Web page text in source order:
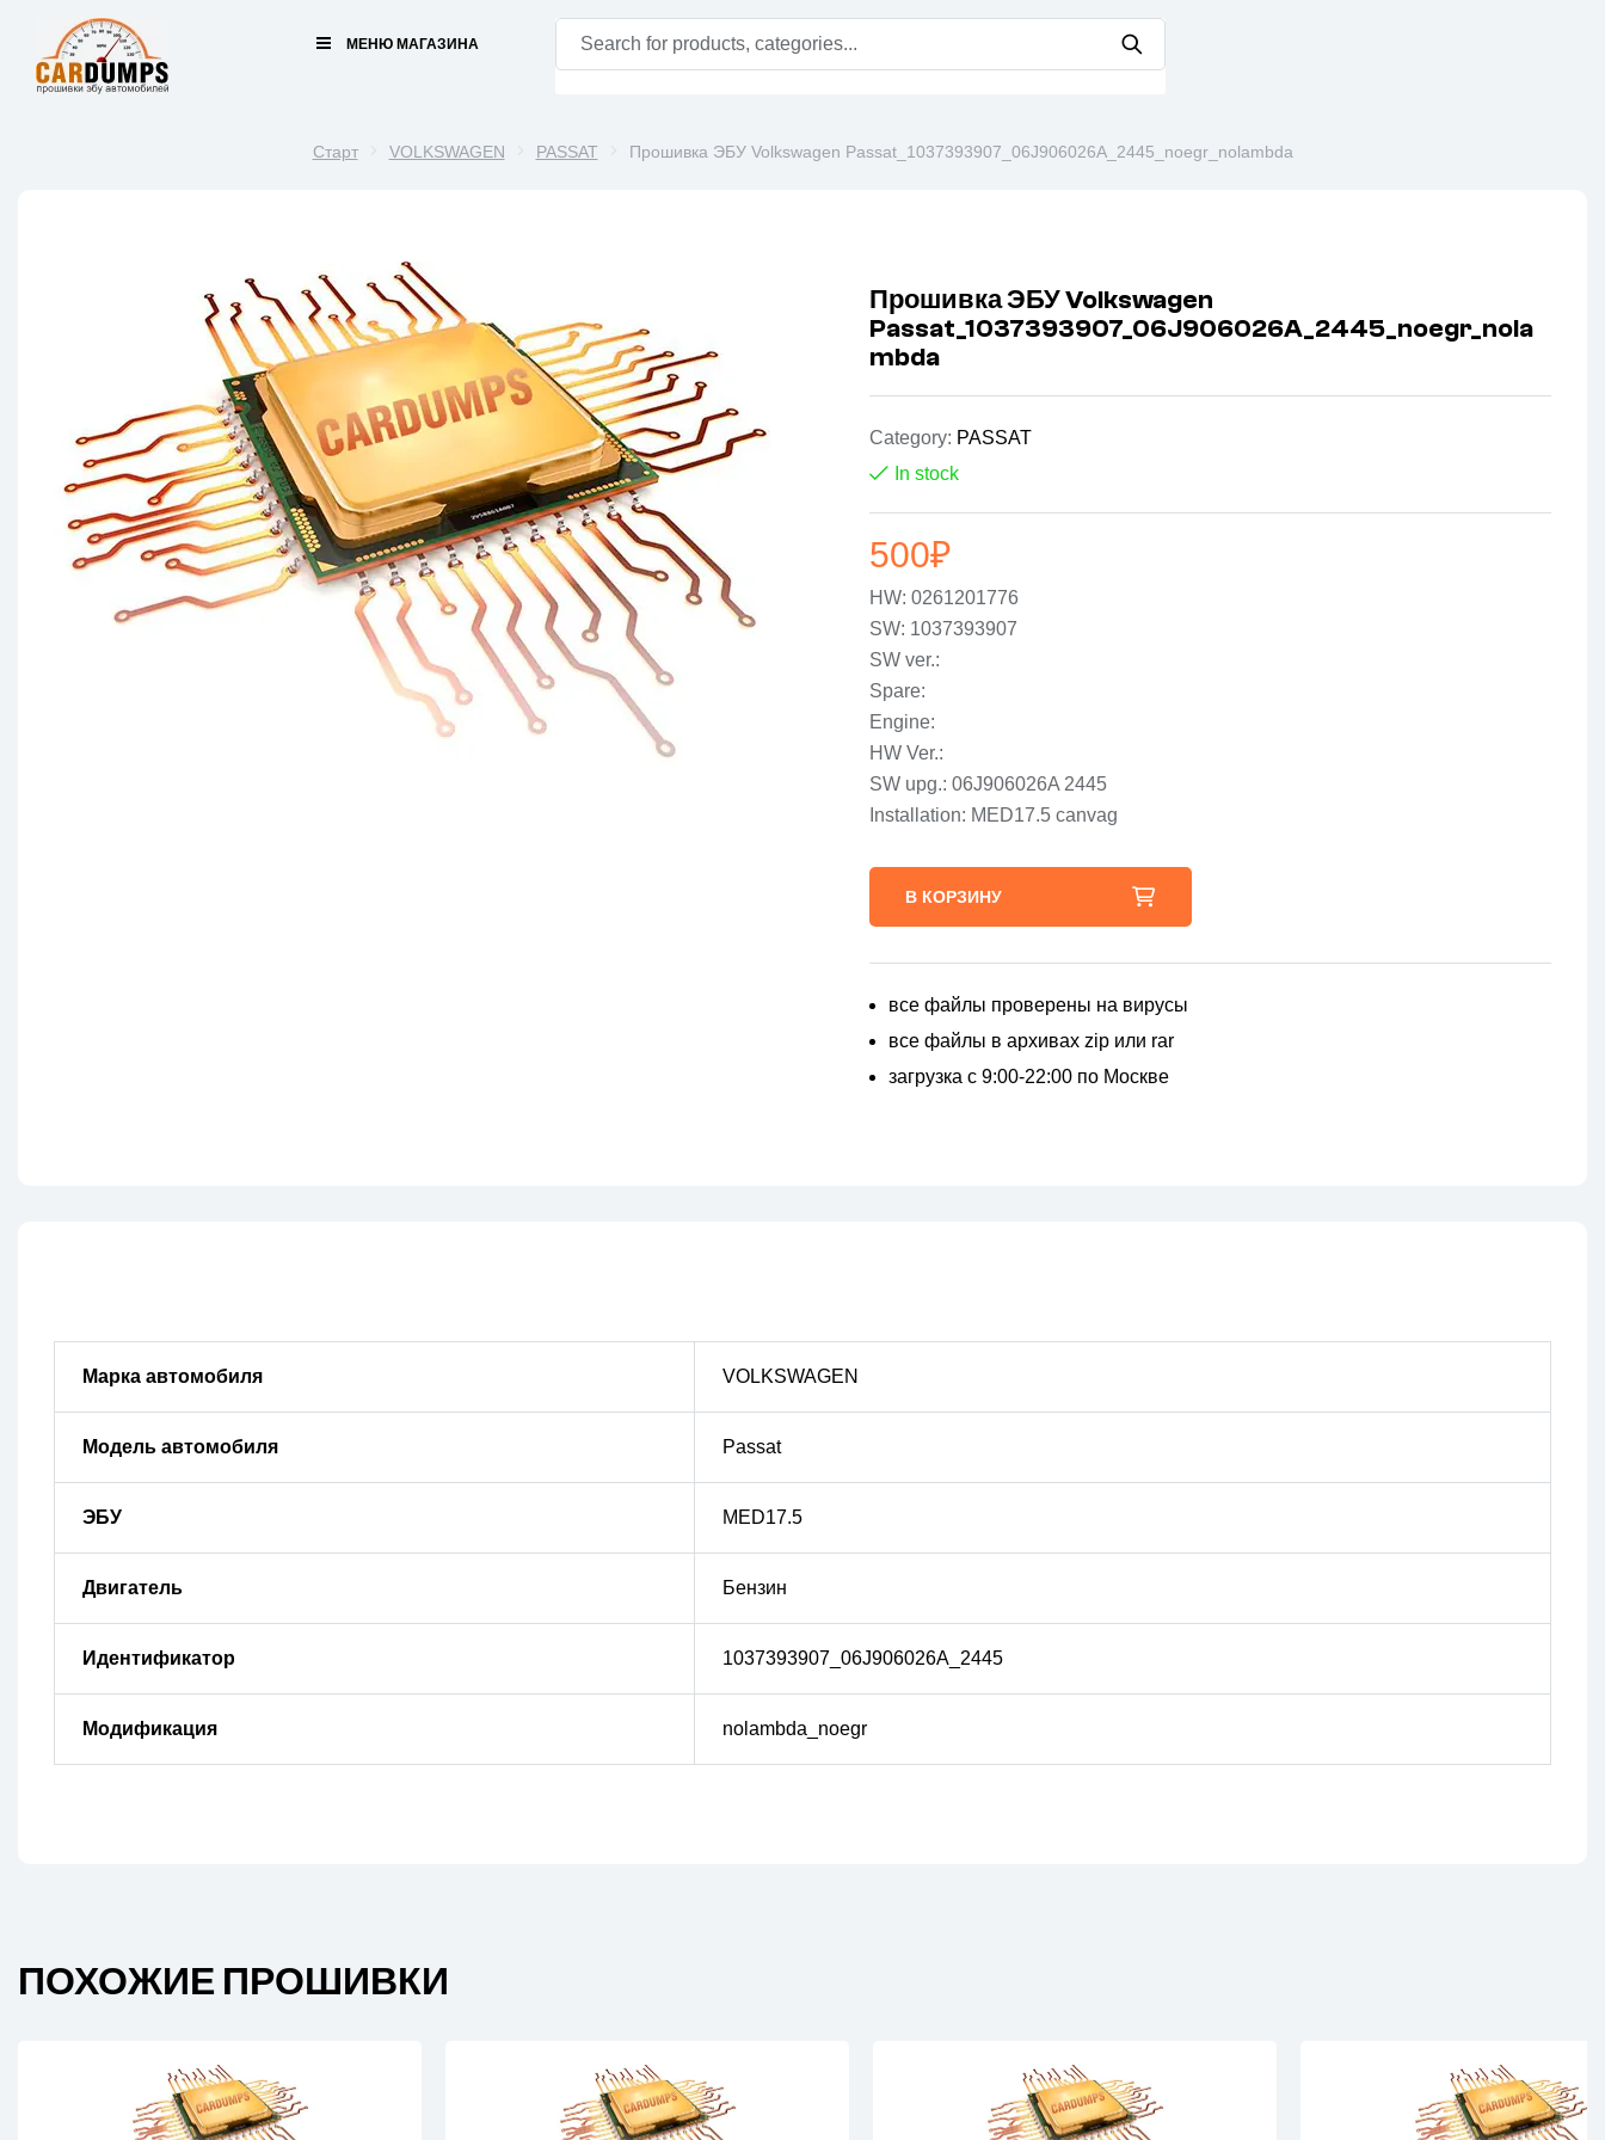
МЕНЮ МАГАЗИНА
Старт VOLKSWAGEN PASSAT Прошивка ЭБУ Volkswagen Passat_1037393907_06J906026A_2445_noegr_nolambda
Прошивка ЭБУ Volkswagen
Passat_1037393907_06J906026A_2445_noegr_nola
mbda
Category: PASSAT
In stock
500₽
HW: 0261201776
SW: 1037393907
SW ver.:
Spare:
Engine:
HW Ver.:
SW upg.: 06J906026A 2445
Installation: MED17.5 canvag
В КОРЗИНУ
все файлы проверены на вирусы
все файлы в архивах zip или rar
загрузка с 9:00-22:00 по Москве
Марка автомобиля VOLKSWAGEN
Модель автомобиля Passat
ЭБУ MED17.5
Двигатель Бензин
Идентификатор 1037393907_06J906026A_2445
Модификация nolambda_noegr
ПОХОЖИЕ ПРОШИВКИ